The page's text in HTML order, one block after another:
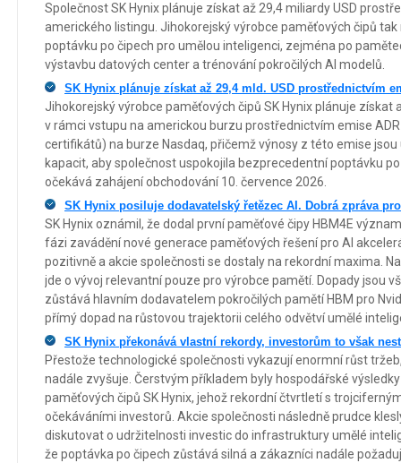
Společnost SK Hynix plánuje získat až 29,4 miliardy USD
amerického listingu. Jihokorejský výrobce paměťových čipů
poptávku po čipech pro umělou inteligenci, zejména po
výstavbu datových center a trénování pokročilých AI modelů.
SK Hynix plánuje získat až 29,4 mld. USD prostřednictvím
Jihokorejský výrobce paměťových čipů SK Hynix plánuje získat
v rámci vstupu na americkou burzu prostřednictvím emise
certifikátů) na burze Nasdaq, přičemž výnosy z této emise
kapacit, aby společnost uspokojila bezprecedentní poptávku
očekává zahájení obchodování 10. července 2026.
SK Hynix posiluje dodavatelský řetězec AI. Dobrá zpráva
SK Hynix oznámil, že dodal první paměťové čipy HBM4E
fázi zavádění nové generace paměťových řešení pro AI
pozitivně a akcie společnosti se dostaly na rekordní maxima.
jde o vývoj relevantní pouze pro výrobce pamětí. Dopady jsou
zůstává hlavním dodavatelem pokročilých pamětí HBM pro
přímý dopad na růstovou trajektorii celého odvětví umělé
SK Hynix překonává vlastní rekordy, investorům to však
Přestože technologické společnosti vykazují enormní růst
nadále zvyšuje. Čerstvým příkladem byly hospodářské
paměťových čipů SK Hynix, jehož rekordní čtvrtletí s
očekáváními investorů. Akcie společnosti následně prudce
diskutovat o udržitelnosti investic do infrastruktury umělé
že poptávka po čipech zůstává silná a zákazníci nadále